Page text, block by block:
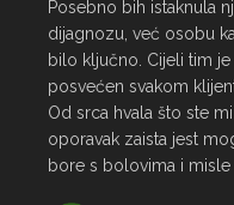
Posebno bih istaknula
dijagnozu, već osobu
bilo ključno. Cijeli tim
posvećen svakom
Od srca hvala što ste
oporavak zaista jest
bore s bolovima i misle